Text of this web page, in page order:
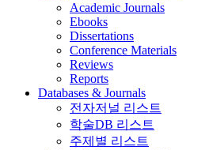
Academic Journals
Ebooks
Dissertations
Conference Materials
Reviews
Reports
Databases & Journals
전자저널 리스트
학술DB 리스트
주제별 리스트